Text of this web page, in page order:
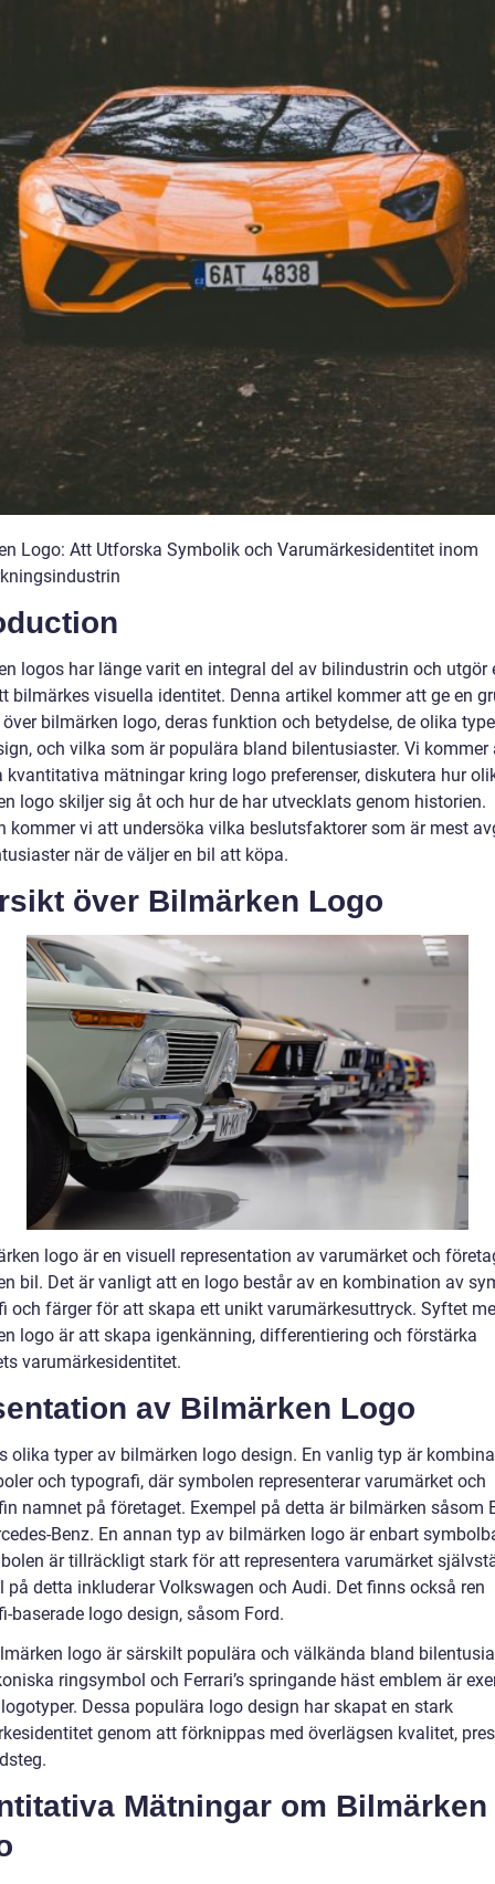
Logo: Att Utforska Symbolik och Varumärkesidentitet inom
logos har länge varit en integral del av bilindustrin och utgör
bilmärkes visuella identitet. Denna artikel kommer att ge en
bilmärken logo, deras funktion och betydelse, de olika
och vilka som är populära bland bilentusiaster. Vi kommer
kvantitativa mätningar kring logo preferenser, diskutera hur
logo skiljer sig åt och hur de har utvecklats genom historien.
kommer vi att undersöka vilka beslutsfaktorer som är mest
när de väljer en bil att köpa.
över Bilmärken Logo
logo är en visuell representation av varumärket och
bil. Det är vanligt att en logo består av en kombination av
och färger för att skapa ett unikt varumärkesuttryck. Syftet
logo är att skapa igenkänning, differentiering och förstärka
varumärkesidentitet.
av Bilmärken Logo
olika typer av bilmärken logo design. En vanlig typ är
och typografi, där symbolen representerar varumärket och
namnet på företaget. Exempel på detta är bilmärken såsom
Benz. En annan typ av bilmärken logo är enbart
är tillräckligt stark för att representera varumärket
på detta inkluderar Volkswagen och Audi. Det finns också ren
baserade logo design, såsom Ford.
logo är särskilt populära och välkända bland
ringsymbol och Ferrari’s springande häst emblem är
Dessa populära logo design har skapat en stark
genom att förknippas med överlägsen kvalitet,
Mätningar om Bilmärken